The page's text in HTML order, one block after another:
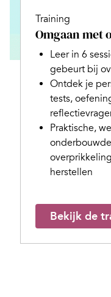
Training
Omgaan
Leer in 6
gebeurt bij
Ontdek je
tests,
Praktische,
herstellen
Bekijk de